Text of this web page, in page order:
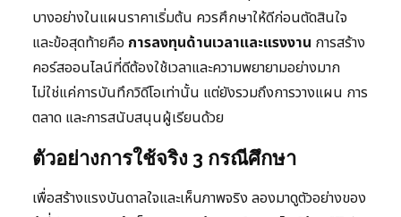
บางอย่างในแผนราคาเริ่มต้น ควรศึกษาให้ดีก่อนตัดสินใจ
และข้อสุดท้ายคือ การลงทุนด้านเวลาและแรงงาน การสร้าง
คอร์สออนไลน์ที่ดีต้องใช้เวลาและความพยายามอย่างมาก
ไม่ใช่แค่การบันทึกวิดีโอเท่านั้น แต่ยังรวมถึงการวางแผน การ
ตลาด และการสนับสนุนผู้เรียนด้วย
ตัวอย่างการใช้จริง 3 กรณีศึกษา
เพื่อสร้างแรงบันดาลใจและเห็นภาพจริง ลองมาดูตัวอย่างของ